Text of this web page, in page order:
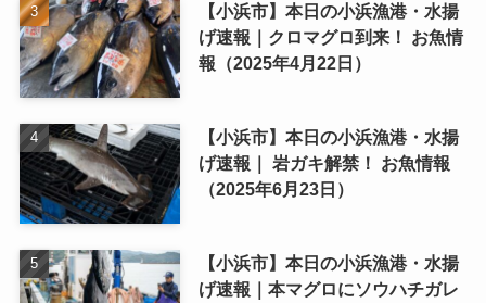
【小浜市】本日の小浜漁港・水揚
げ速報｜クロマグロ到来！ お魚情
報（2025年4月22日）
【小浜市】本日の小浜漁港・水揚
げ速報｜ 岩ガキ解禁！ お魚情報
（2025年6月23日）
【小浜市】本日の小浜漁港・水揚
げ速報｜本マグロにソウハチガレ